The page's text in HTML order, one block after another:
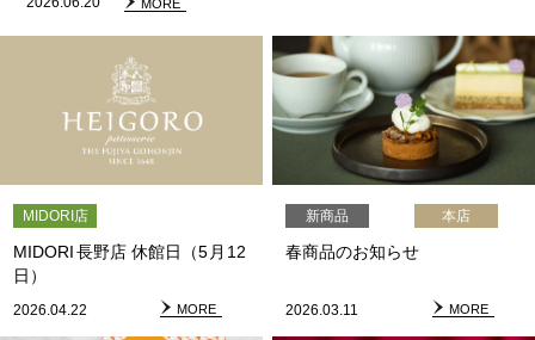
MORE
MIDORI店
MIDORI長野店 休館日 （5 月 12
日）
2026.04.22 MORE
新商品 本店
春商品のお知らせ
2026.03.11 MORE